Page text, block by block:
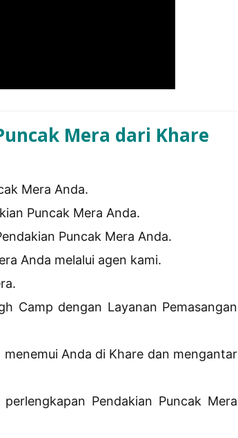
Mera dari Khare
Mera Anda.
Puncak Mera Anda.
Puncak Mera Anda.
Anda melalui agen kami.
Camp dengan Layanan Pemasangan
Anda di Khare dan mengantar
Pendakian Puncak Mera